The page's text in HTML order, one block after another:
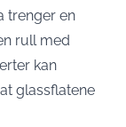
trenger en
rull med
kan
glassflatene